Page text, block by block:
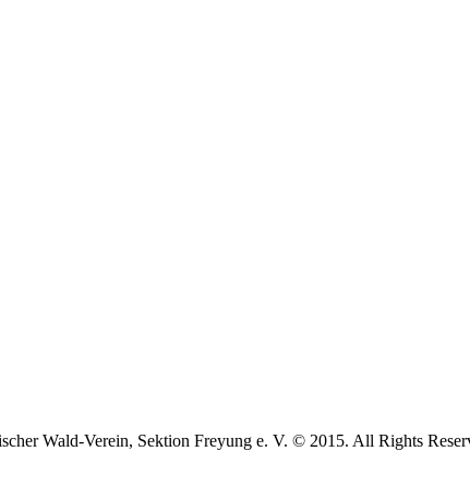
Wald-Verein, Sektion Freyung e. V. © 2015. All Rights